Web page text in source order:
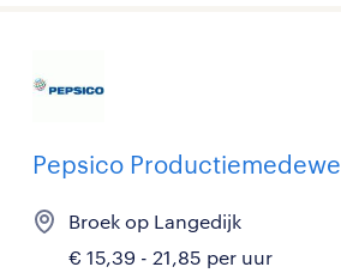
Pepsico
Broek op Langedijk
€ 15,39 - 21,85 per uur